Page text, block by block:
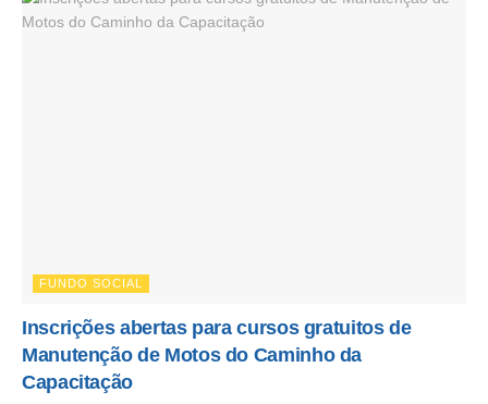
FUNDO SOCIAL
Inscrições abertas para cursos gratuitos de
Manutenção de Motos do Caminho da
Capacitação